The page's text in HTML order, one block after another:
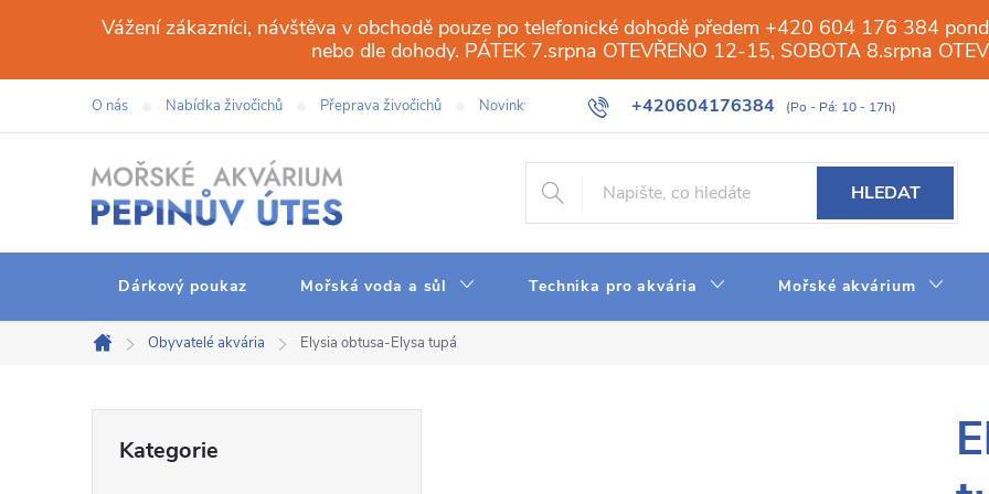
obsah
Vážení zákazníci, návštěva v obchodě pouze po telefonické dohodě předem +420 604 176 384
nebo dle dohody. PÁTEK 7.srpna OTEVŘENO 12-15, SOBOTA 8.srpna
+420604176384
O nás Nabídka živočichů Přeprava živočichů Novinky Galerie Obchod Web Slovník pojmů
HLEDAT
Dárkový poukaz Mořská voda a sůl Technika pro akvária Mořské akvárium
Domů
Obyvatelé akvária Elysia obtusa-Elysa tupá
kategorie
Kategorie